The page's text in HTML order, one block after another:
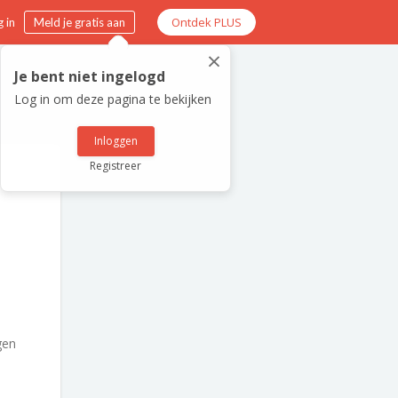
in Meld je gratis aan Ontdek PLUS
×
Je bent niet ingelogd
Log in om deze pagina te bekijken
Inloggen
Registreer